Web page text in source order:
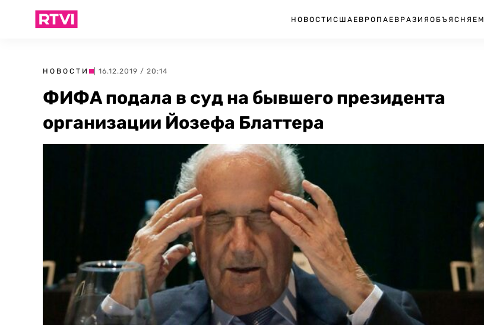
НОВОСТИ США ЕВРОПА ЕВРАЗИЯ ОБЪЯСНЯЕМ
НОВОСТИ | 16.12.2019 / 20:14
ФИФА подала в суд на бывшего президента
организации Йозефа Блаттера